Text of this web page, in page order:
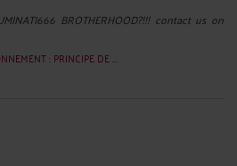
BROTHERHOOD?!!! contact us on
: PRINCIPE DE ...